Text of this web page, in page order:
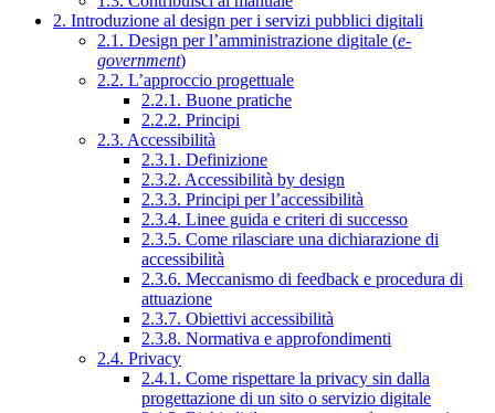
2. Introduzione al design per i servizi pubblici digitali
2.1. Design per l’amministrazione digitale (e-
government)
2.2. L’approccio progettuale
2.2.1. Buone pratiche
2.2.2. Principi
2.3. Accessibilità
2.3.1. Definizione
2.3.2. Accessibilità by design
2.3.3. Principi per l’accessibilità
2.3.4. Linee guida e criteri di successo
2.3.5. Come rilasciare una dichiarazione di
accessibilità
2.3.6. Meccanismo di feedback e procedura di
attuazione
2.3.7. Obiettivi accessibilità
2.3.8. Normativa e approfondimenti
2.4. Privacy
2.4.1. Come rispettare la privacy sin dalla
progettazione di un sito o servizio digitale